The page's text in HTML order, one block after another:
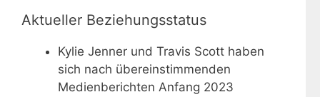
Aktueller Beziehungsstatus
Kylie Jenner und Travis Scott haben
sich nach übereinstimmenden
Medienberichten Anfang 2023